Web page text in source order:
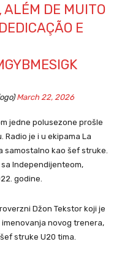
ALÉM DE MUITO
E
March 22, 2026
jedne polusezone prošle
Radio je i u ekipama La
samostalno kao šef struke.
Independijenteom,
godine.
Džon Tekstor koji je
imenovanja novog trenera,
struke U20 tima.